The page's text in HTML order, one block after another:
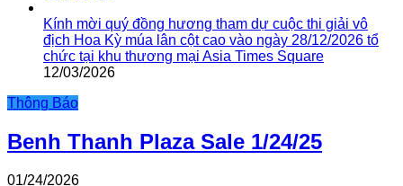
Kính mời quý đồng hương tham dự cuộc thi giải vô
địch Hoa Kỳ múa lân cột cao vào ngày 28/12/2026 tổ
chức tại khu thương mại Asia Times Square
12/03/2026
Thông Báo
Benh Thanh Plaza Sale 1/24/25
01/24/2026